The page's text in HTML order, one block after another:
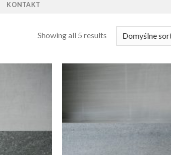
KONTAKT
Showing all 5 results